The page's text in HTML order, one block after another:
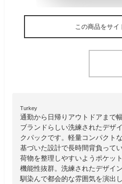
この商品をサイ
Turkey
通勤から日帰りアウトドアまで
ブランドらしい洗練されたデザ
クパックです。軽量コンパクト
基づいた設計で長時間背負って
荷物を整理しやすいようポケッ
機能性抜群。洗練されたデザイ
馴染んで都会的な雰囲気を演出